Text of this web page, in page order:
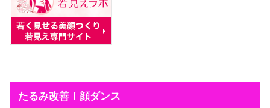
たるみ改善！顔ダンス